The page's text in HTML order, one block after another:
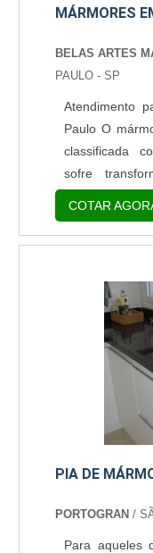
MÁRMORES
BELAS ARTES
PAULO - SP
Atendimento
Paulo O
classificada
sofre
Advindo do
sua
calcita, mica,
das
mármore é
presença de
COTAR
PIA DE
PORTOGRAN /
Para aqueles